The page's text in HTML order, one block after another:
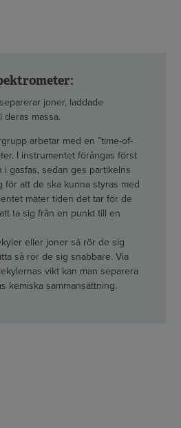
joner, laddade
deras massa.
arbetar med en ”time-of-
I instrumentet förångas först
gasfas, sedan ges partikelns
för att de ska kunna styras med
mäter tiden det tar för de
ta sig från en punkt till en
eller joner så rör de sig
så rör de sig snabbare. Via
vikt kan man separera
kemiska sammansättning.